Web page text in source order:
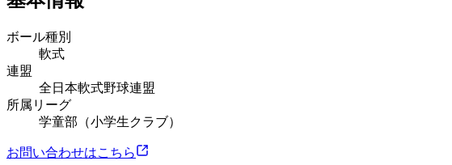
ボール種別
軟式
連盟
全日本軟式野球連盟
所属リーグ
学童部（小学生クラブ）
お問い合わせはこちら